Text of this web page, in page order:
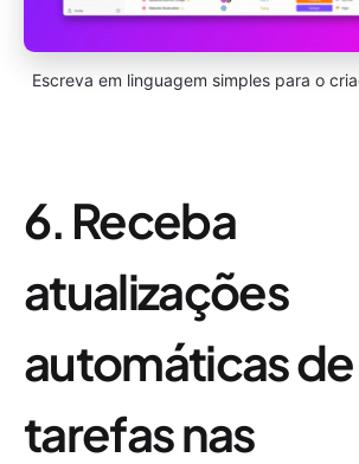
Escreva em linguagem simples para o
6. Receba
atualizações
automáticas de
tarefas nas